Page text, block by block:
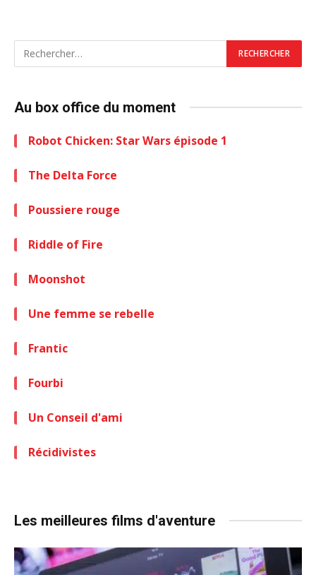
Au box office du moment
Robot Chicken: Star Wars épisode 1
The Delta Force
Poussiere rouge
Riddle of Fire
Moonshot
Une femme se rebelle
Frantic
Fourbi
Un Conseil d'ami
Récidivistes
Les meilleures films d'aventure